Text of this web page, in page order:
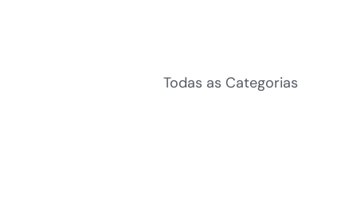
Todas as Categorias